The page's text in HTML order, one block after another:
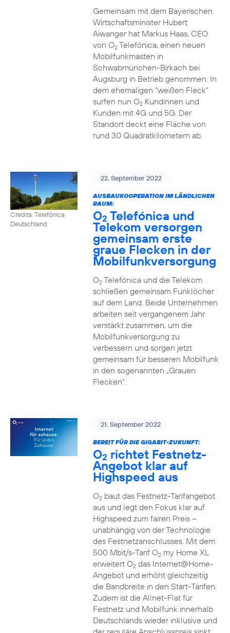
Gemeinsam mit dem Bayerischen
Wirtschaftsminister Hubert
Aiwanger hat Markus Haas, CEO
von O2Telefónica, einen neuen
Mobilfunkmasten in
Schwabmünchen-Birkach bei
Augsburg in Betrieb genommen. In
dem ehemaligen “weißen Fleck”
surfen nun O2Kundinnen und
Kunden mit 4G und 5G. Der
Standort deckt eine Fläche von
rund 30 Quadratkilometern ab.
Credits: Telefónica
Deutschland
22. September 2022
AUSBAUKOOPERATION IM LÄNDLICHEN
RAUM:
O2 Telefónica und
Telekom versorgen
gemeinsam erste
graue Flecken in der
Mobilfunkversorgung
O2Telefónica und die Telekom
schließen gemeinsam Funklöcher
auf dem Land. Beide Unternehmen
arbeiten seit vergangenem Jahr
verstärkt zusammen, um die
Mobilfunkversorgung zu
verbessern und sorgen jetzt
gemeinsam für besseren Mobilfunk
in den sogenannten „Grauen
Flecken“.
21. September 2022
BEREIT FÜR DIE GIGABIT-ZUKUNFT:
O2 richtet Festnetz-
Angebot klar auf
Highspeed aus
O2baut das Festnetz-Tarifangebot
aus und legt den Fokus klar auf
Highspeed zum fairen Preis –
unabhängig von der Technologie
des Festnetzanschlusses. Mit dem
500 Mbit/s-Tarif O2my Home XL
erweitert O2das Internet@Home-
Angebot und erhöht gleichzeitig
die Bandbreite in den Start-Tarifen.
Zudem ist die Allnet-Flat für
Festnetz und Mobilfunk innerhalb
Deutschlands wieder inklusive und